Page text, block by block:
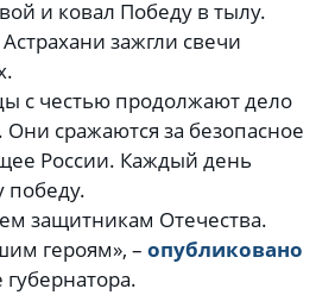
и ковал Победу в тылу.
зажгли свечи
с честью продолжают дело
сражаются за безопасное
России. Каждый день
защитникам Отечества.
героям», – опубликовано